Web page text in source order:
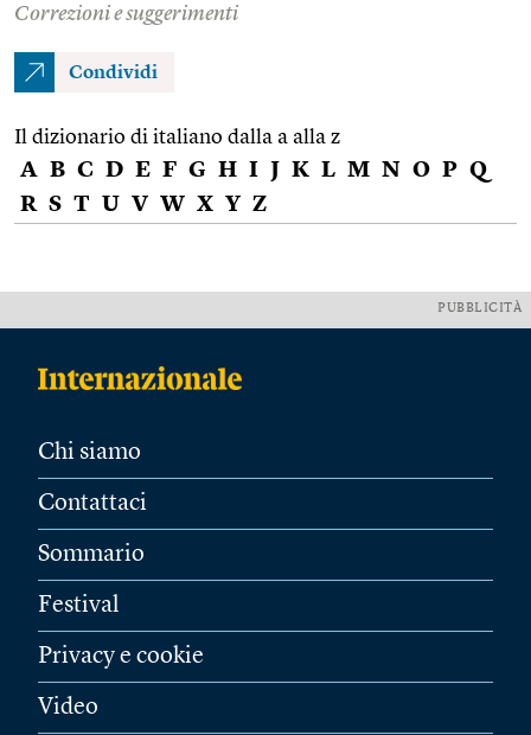
Correzioni e suggerimenti
Condividi
Il dizionario di italiano dalla a alla z
A B C D E F G H I J K L M N O P Q
R S T U V W X Y Z
PUBBLICITÀ
Chi siamo
Contattaci
Sommario
Festival
Privacy e cookie
Video